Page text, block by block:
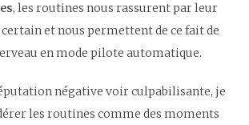
, les routines nous rassurent par leur
et nous permettent de ce fait de
en mode pilote automatique.
négative voir culpabilisante, je
les routines comme des moments